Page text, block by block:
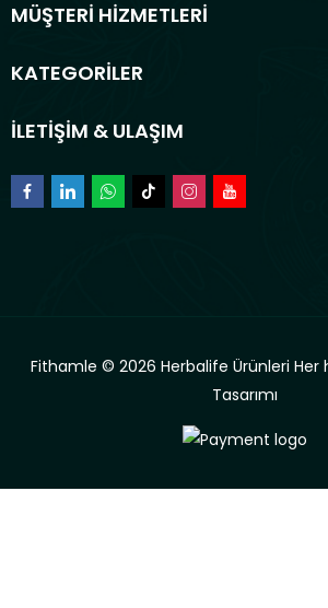
MÜŞTERİ HİZMETLERİ
KATEGORİLER
İLETİŞİM & ULAŞIM
Fithamle © 2026 Herbalife Ürünleri Her
Tasarımı